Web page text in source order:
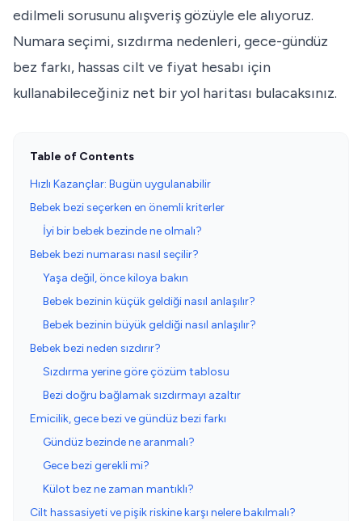
edilmeli sorusunu alışveriş gözüyle ele alıyoruz.
Numara seçimi, sızdırma nedenleri, gece-gündüz
bez farkı, hassas cilt ve fiyat hesabı için
kullanabileceğiniz net bir yol haritası bulacaksınız.
Table of Contents
Hızlı Kazançlar: Bugün uygulanabilir
Bebek bezi seçerken en önemli kriterler
İyi bir bebek bezinde ne olmalı?
Bebek bezi numarası nasıl seçilir?
Yaşa değil, önce kiloya bakın
Bebek bezinin küçük geldiği nasıl anlaşılır?
Bebek bezinin büyük geldiği nasıl anlaşılır?
Bebek bezi neden sızdırır?
Sızdırma yerine göre çözüm tablosu
Bezi doğru bağlamak sızdırmayı azaltır
Emicilik, gece bezi ve gündüz bezi farkı
Gündüz bezinde ne aranmalı?
Gece bezi gerekli mi?
Külot bez ne zaman mantıklı?
Cilt hassasiyeti ve pişik riskine karşı nelere bakılmalı?